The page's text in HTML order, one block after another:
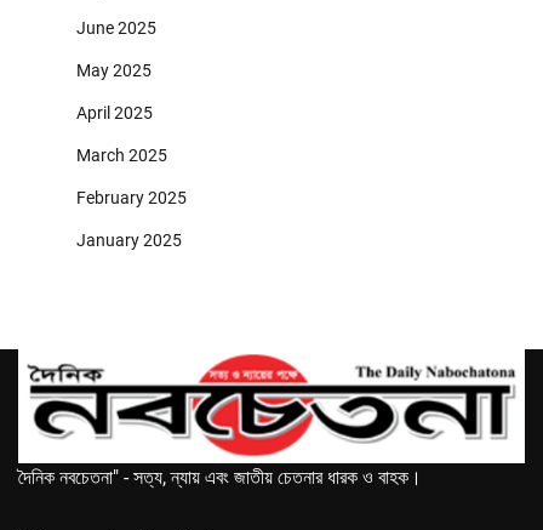
June 2025
May 2025
April 2025
March 2025
February 2025
January 2025
দৈনিক নবচেতনা" - সত্য, ন্যায় এবং জাতীয় চেতনার ধারক ও বাহক।